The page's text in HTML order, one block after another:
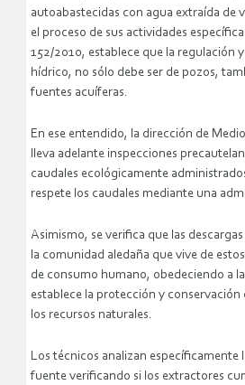
autoabastecidas con agua extraída de
el proceso de sus actividades
152/2010, establece que la regulación
hídrico, no sólo debe ser de pozos,
fuentes acuíferas.
En ese entendido, la dirección de
lleva adelante inspecciones
caudales ecológicamente
respete los caudales mediante una
Asimismo, se verifica que las
la comunidad aledaña que vive de
de consumo humano, obedeciendo a
establece la protección y
los recursos naturales.
Los técnicos analizan específicamente
fuente verificando si los extractores